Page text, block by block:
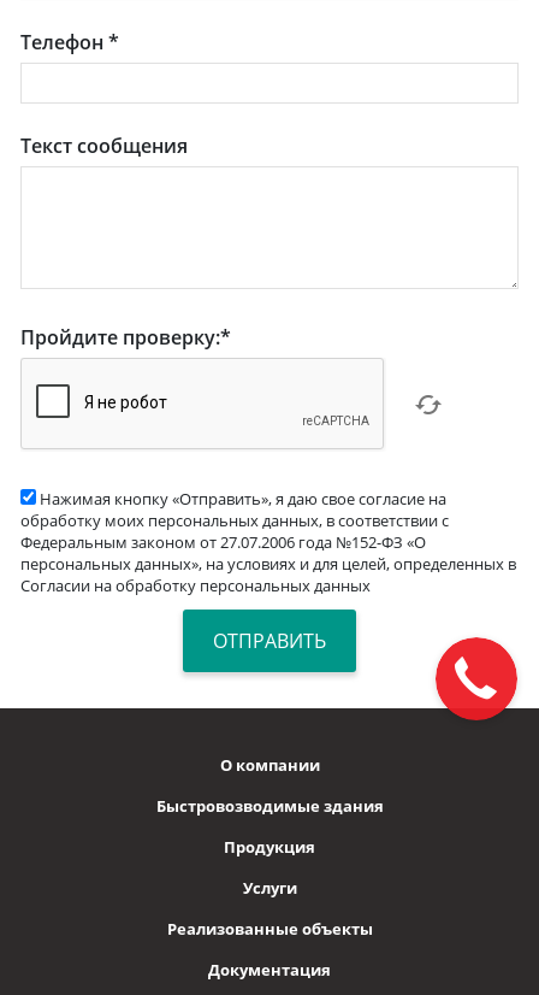
Телефон*
Текст сообщения
Пройдите проверку:*
Нажимая кнопку «Отправить», я даю свое согласие на
обработку моих персональных данных, в соответствии с
Федеральным законом от 27.07.2006 года №152-ФЗ «О
персональных данных», на условиях и для целей, определенных в
Согласии на обработку персональных данных
О компании
Быстровозводимые здания
Продукция
Услуги
Реализованные объекты
Документация